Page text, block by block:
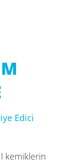
Edici
kemiklerin